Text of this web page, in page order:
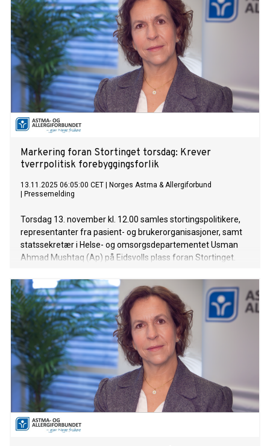
Markering foran Stortinget torsdag: Krever
tverrpolitisk forebyggingsforlik
13.11.2025 06:05:00 CET
Norges Astma & Allergiforbund
Pressemelding
Torsdag 13. november kl. 12.00 samles stortingspolitikere,
representanter fra pasient- og brukerorganisasjoner, samt
statssekretær i Helse- og omsorgsdepartementet Usman
Ahmad Mushtaq (Ap) på Eidsvolls plass foran Stortinget.
forebyggingsforlik – et krafttak for bedre folkehelse og et
mer bærekraftig helsevesen.